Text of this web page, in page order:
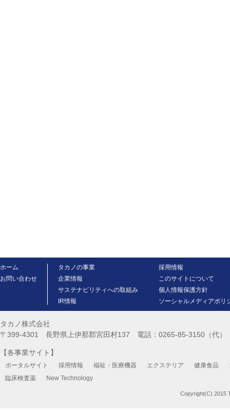
ホーム
お問い合わせ
タカノの事業
企業情報
サステナビリティへの取組み
IR情報
採用情報
このサイトについて
個人情報保護方針
ソーシャルメディアポリ
タカノ株式会社
〒399-4301 長野県上伊那郡宮田村137 電話：0265-85-3150（代
【各事業サイト】
ポータルサイト 採用情報 福祉・医療機器 エクステリア 健康食品
臨床検査薬
New Technology
Copyright(C) 2015